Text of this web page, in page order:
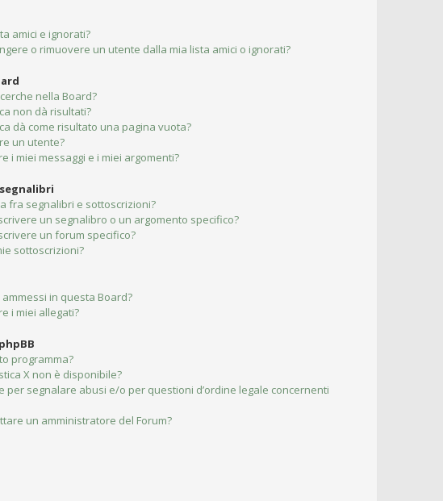
amici e ignorati?
o rimuovere un utente dalla mia lista amici o ignorati?
nella Board?
non dà risultati?
dà come risultato una pagina vuota?
un utente?
i miei messaggi e i miei argomenti?
fra segnalibri e sottoscrizioni?
un segnalibro o un argomento specifico?
un forum specifico?
sottoscrizioni?
in questa Board?
i miei allegati?
programma?
X non è disponibile?
per segnalare abusi e/o per questioni d’ordine legale concernenti
un amministratore del Forum?